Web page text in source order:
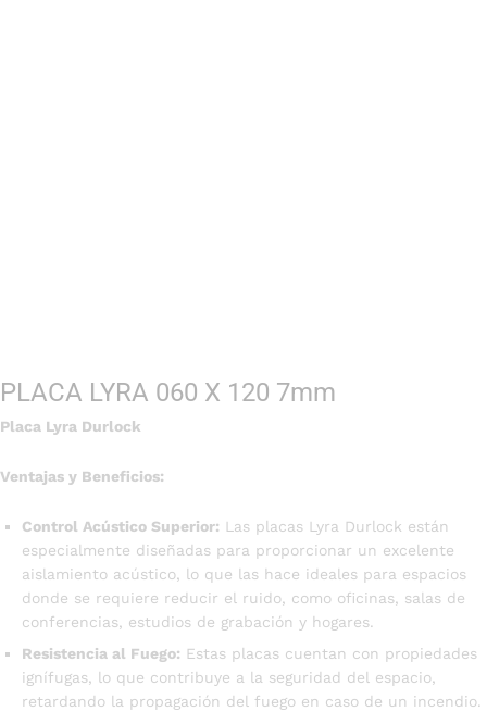
PLACA LYRA 060 X 120 7mm
Placa Lyra Durlock
Ventajas y Beneficios:
Control Acústico Superior: Las placas Lyra Durlock están
especialmente diseñadas para proporcionar un excelente
aislamiento acústico, lo que las hace ideales para espacios
donde se requiere reducir el ruido, como oficinas, salas de
conferencias, estudios de grabación y hogares.
Resistencia al Fuego: Estas placas cuentan con propiedades
ignífugas, lo que contribuye a la seguridad del espacio,
retardando la propagación del fuego en caso de un incendio.